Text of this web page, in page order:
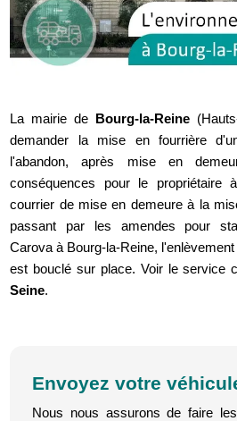
La mairie de Bourg-la-Reine
demander la mise en fourrière
l'abandon, après mise en
conséquences pour le propriétaire
courrier de mise en demeure à la
passant par les amendes pour
Carova à Bourg-la-Reine,
est bouclé sur place. Voir le service
Seine.
Envoyez votre
Nous nous assurons de faire